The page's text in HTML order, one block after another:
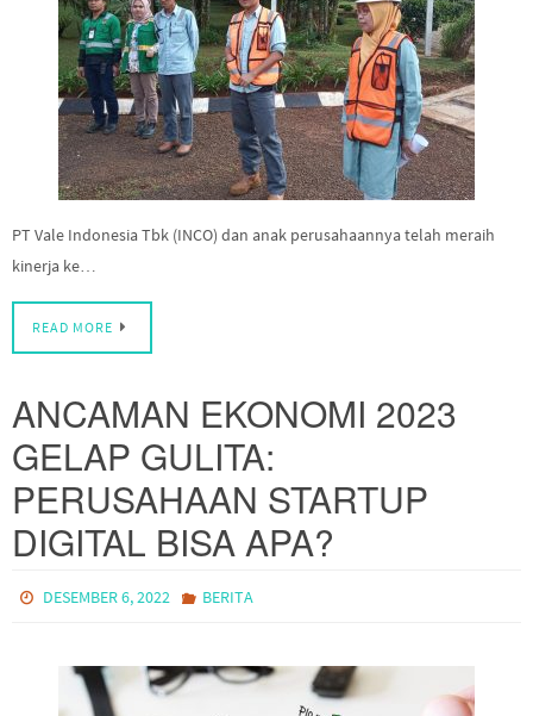
PT Vale Indonesia Tbk (INCO) dan anak perusahaannya telah meraih
kinerja ke…
READ MORE
ANCAMAN EKONOMI 2023
GELAP GULITA:
PERUSAHAAN STARTUP
DIGITAL BISA APA?
DESEMBER 6, 2022 BERITA